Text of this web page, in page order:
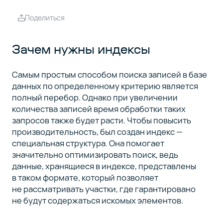
Механизмы
Заключение
Сейчас
статье
курса
минут
Установка
Поделиться
Зачем нужны индексы
Самым простым способом поиска записей в базе
данных по определенному критерию является
полный перебор. Однако при увеличении
количества записей время обработки таких
запросов также будет расти. Чтобы повысить
производительность, был создан индекс —
специальная структура. Она помогает
значительно оптимизировать поиск, ведь
данные, хранящиеся в индексе, представлены
в таком формате, который позволяет
не рассматривать участки, где гарантировано
не будут содержаться искомых элементов.